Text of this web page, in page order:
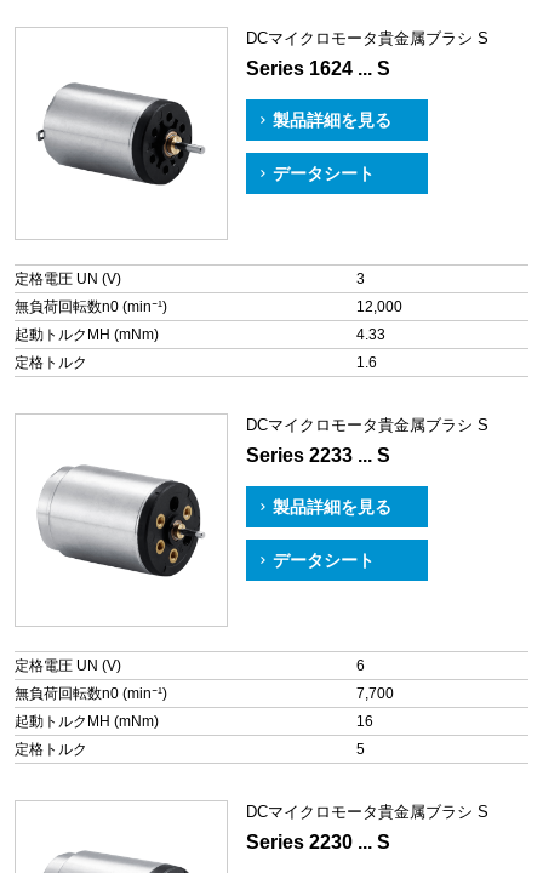
DCマイクロモータ貴金属ブラシ S
Series 1624 ... S
製品詳細を見る
データシート
定格電圧 UN (V)
3
無負荷回転数n0 (min⁻¹)
12,000
起動トルクMH (mNm)
4.33
定格トルク
1.6
DCマイクロモータ貴金属ブラシ S
Series 2233 ... S
製品詳細を見る
データシート
定格電圧 UN (V)
6
無負荷回転数n0 (min⁻¹)
7,700
起動トルクMH (mNm)
16
定格トルク
5
DCマイクロモータ貴金属ブラシ S
Series 2230 ... S